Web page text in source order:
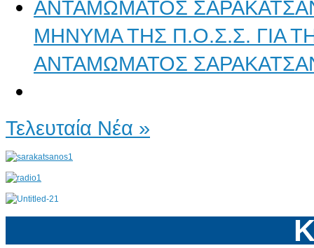
ΜΗΝΥΜΑ ΤΗΣ Π.Ο.Σ.Σ. ΓΙΑ
ΑΝΤΑΜΩΜΑΤΟΣ
Τελευταία Νέα »